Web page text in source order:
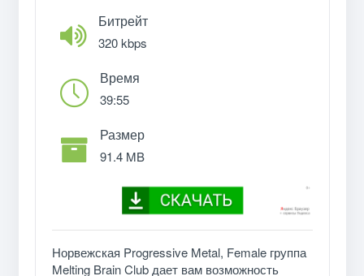
Битрейт
320 kbps
Время
39:55
Размер
91.4 MB
Норвежская Progressive Metal, Female группа
Melting Brain Club дает вам возможность